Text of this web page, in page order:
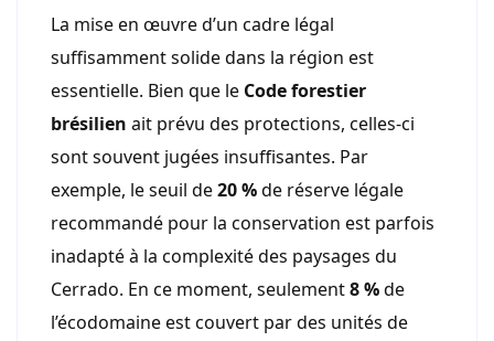
La mise en œuvre d’un cadre légal
suffisamment solide dans la région est
essentielle. Bien que le Code forestier
brésilien ait prévu des protections, celles-ci
sont souvent jugées insuffisantes. Par
exemple, le seuil de20 %de réserve légale
recommandé pour la conservation est parfois
inadapté à la complexité des paysages du
Cerrado. En ce moment, seulement8 %de
l’écodomaine est couvert par des unités de